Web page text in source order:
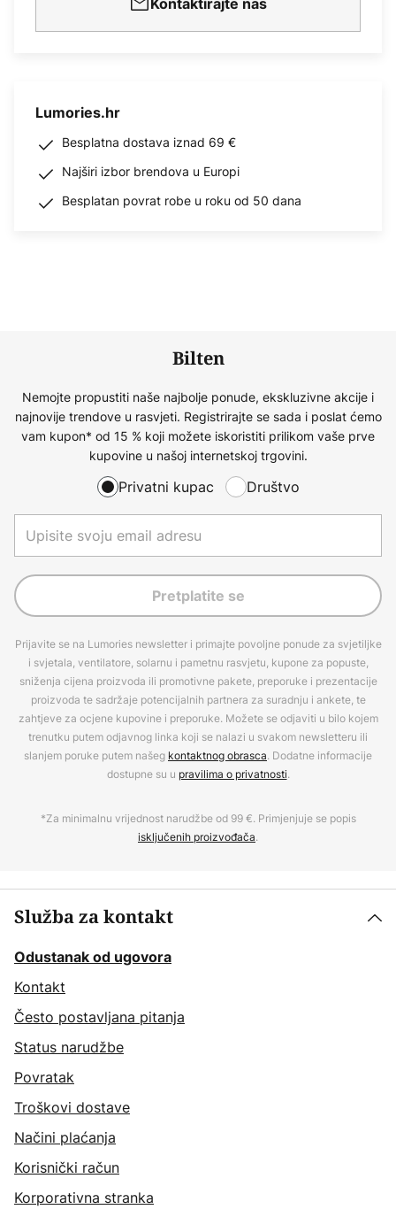
Kontaktirajte nas
Lumories.hr
Besplatna dostava iznad 69 €
Najširi izbor brendova u Europi
Besplatan povrat robe u roku od 50 dana
Bilten
Nemojte propustiti naše najbolje ponude, ekskluzivne akcije i
najnovije trendove u rasvjeti. Registrirajte se sada i poslat ćemo
vam kupon* od 15 % koji možete iskoristiti prilikom vaše prve
kupovine u našoj internetskoj trgovini.
Privatni kupac Društvo
Pretplatite se
Prijavite se na Lumories newsletter i primajte povoljne ponude za svjetiljke
i svjetala, ventilatore, solarnu i pametnu rasvjetu, kupone za popuste,
sniženja cijena proizvoda ili promotivne pakete, preporuke i prezentacije
proizvoda te sadržaje potencijalnih partnera za suradnju i ankete, te
zahtjeve za ocjene kupovine i preporuke. Možete se odjaviti u bilo kojem
trenutku putem odjavnog linka koji se nalazi u svakom newsletteru ili
slanjem poruke putem našeg kontaktnog obrasca. Dodatne informacije
dostupne su u pravilima o privatnosti.
*Za minimalnu vrijednost narudžbe od 99 €. Primjenjuje se popis
isključenih proizvođača.
Služba za kontakt
Odustanak od ugovora
Kontakt
Često postavljana pitanja
Status narudžbe
Povratak
Troškovi dostave
Načini plaćanja
Korisnički račun
Korporativna stranka